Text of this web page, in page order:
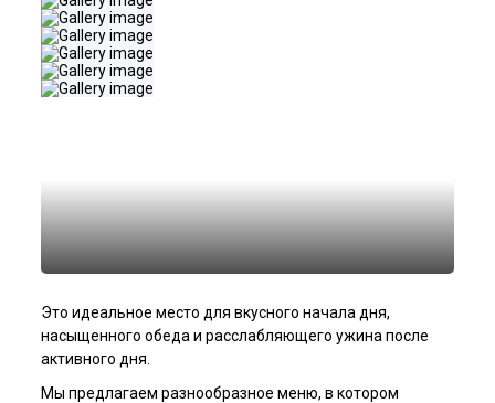
Это идеальное место для вкусного начала дня,
насыщенного обеда и расслабляющего ужина после
активного дня.
Мы предлагаем разнообразное меню, в котором